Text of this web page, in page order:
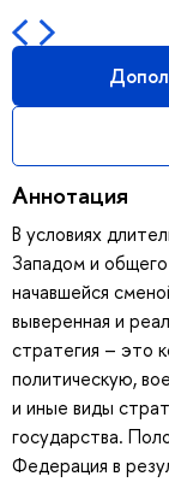
Аннотация
В условиях
Западом и
начавшейся
выверенная и
стратегия – это
политическую,
и иные виды
государства.
Федерация в